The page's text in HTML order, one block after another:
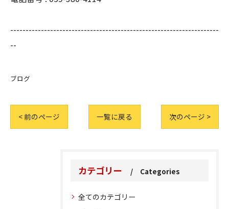
--------------------------------------------------------------------
--
ブログ
< 前のページ 一覧に戻る 次のページ >
カテゴリー Categories
全てのカテゴリー